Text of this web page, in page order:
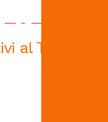
al Teatro